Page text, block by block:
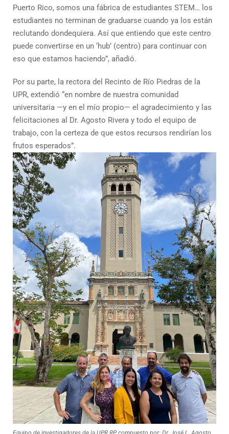
Puerto Rico, somos una fábrica de estudiantes STEM… los
estudiantes no terminan de graduarse cuando ya los están
reclutando dondequiera. Así que entiendo que este centro
puede convertirse en un ‘hub’ (centro) para continuar con
eso que estamos haciendo”, añadió.
Por su parte, la rectora del Recinto de Río Piedras de la
UPR, extendió “en nombre de nuestra comunidad
universitaria —y en el mío propio— el agradecimiento y las
felicitaciones al Dr. Agosto Rivera y todo el equipo de
trabajo, con la certeza de que estos recursos rendirían los
frutos esperados”.